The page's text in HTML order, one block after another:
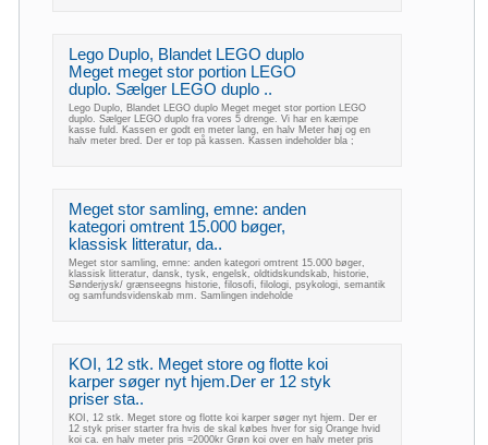
Lego Duplo, Blandet LEGO duplo
Meget meget stor portion LEGO
duplo. Sælger LEGO duplo ..
Lego Duplo, Blandet LEGO duplo Meget meget stor portion LEGO
duplo. Sælger LEGO duplo fra vores 5 drenge. Vi har en kæmpe
kasse fuld. Kassen er godt en meter lang, en halv Meter høj og en
halv meter bred. Der er top på kassen. Kassen indeholder bla ;
Meget stor samling, emne: anden
kategori omtrent 15.000 bøger,
klassisk litteratur, da..
Meget stor samling, emne: anden kategori omtrent 15.000 bøger,
klassisk litteratur, dansk, tysk, engelsk, oldtidskundskab, historie,
Sønderjysk/ grænseegns historie, filosofi, filologi, psykologi, semantik
og samfundsvidenskab mm. Samlingen indeholde
KOI, 12 stk. Meget store og flotte koi
karper søger nyt hjem.Der er 12 styk
priser sta..
KOI, 12 stk. Meget store og flotte koi karper søger nyt hjem. Der er
12 styk priser starter fra hvis de skal købes hver for sig Orange hvid
koi ca. en halv meter pris =2000kr Grøn koi over en halv meter pris